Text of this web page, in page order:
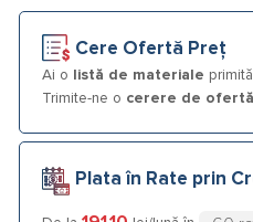
Cere Ofertă Preț
Ai o listă de materiale
Trimite-ne o cerere de ofertă
Plata în Rate prin